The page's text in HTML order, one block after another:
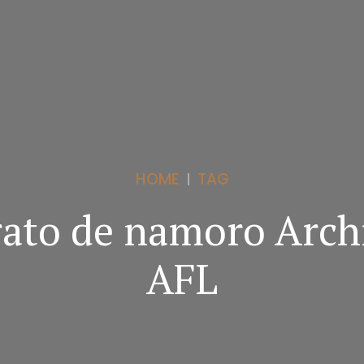
HOME TAG
de namoro
AFL